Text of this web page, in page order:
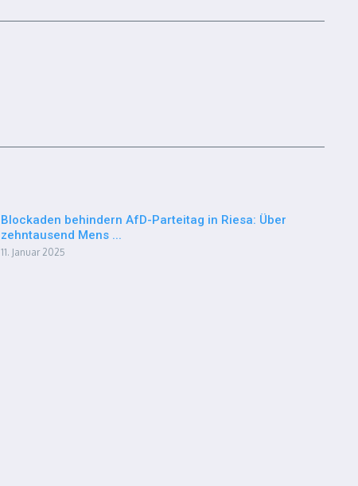
Blockaden behindern AfD-Parteitag in Riesa: Über
zehntausend Mens ...
11. Januar 2025